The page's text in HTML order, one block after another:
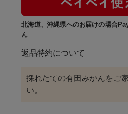
北海道、沖縄県へのお届けの場合
ん
返品特約について
採れたての有田みかんをご
い。